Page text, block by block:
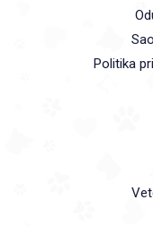
Politika